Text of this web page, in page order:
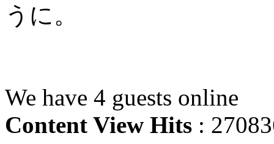
うに。
We have 4 guests online
Content View Hits :